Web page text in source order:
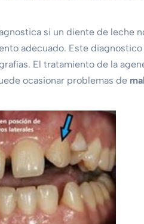
si un diente de leche
adecuado. Este
El tratamiento de la
ocasionar problemas de